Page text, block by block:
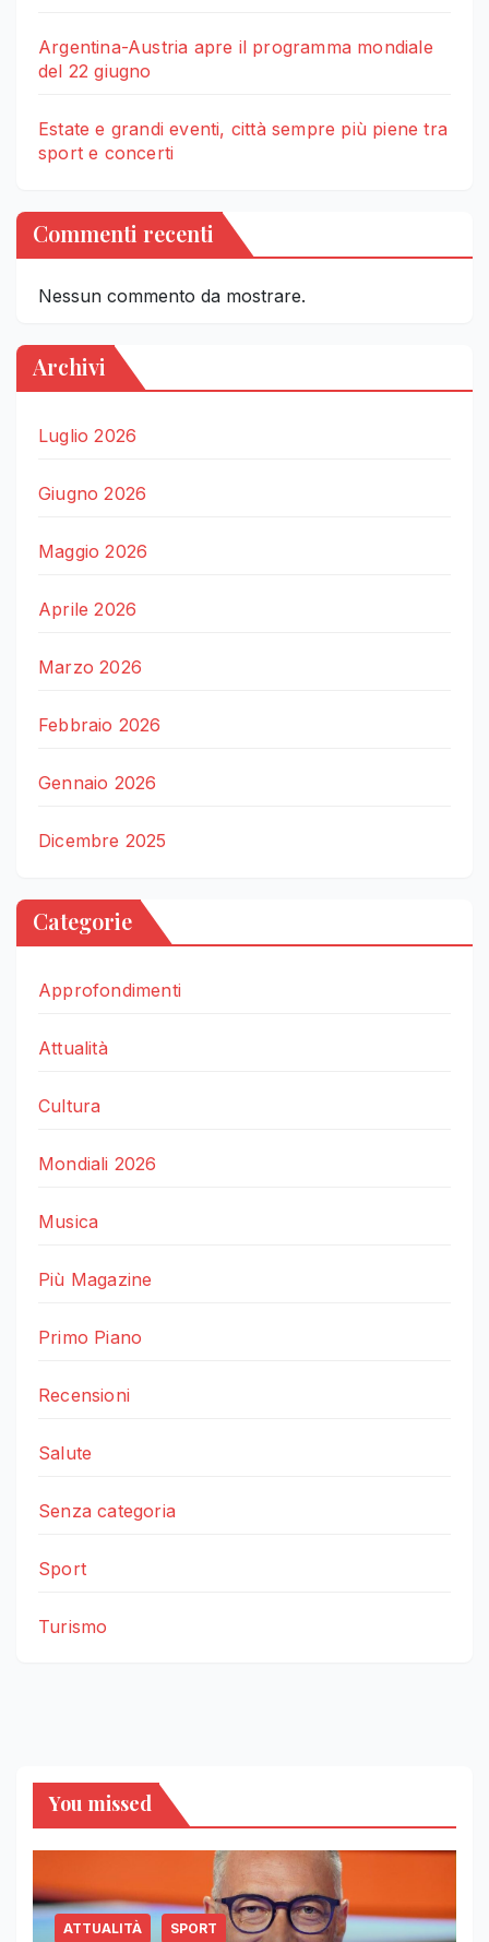
Argentina-Austria apre il programma mondiale
del 22 giugno
Estate e grandi eventi, città sempre più piene tra
sport e concerti
Commenti recenti
Nessun commento da mostrare.
Archivi
Luglio 2026
Giugno 2026
Maggio 2026
Aprile 2026
Marzo 2026
Febbraio 2026
Gennaio 2026
Dicembre 2025
Categorie
Approfondimenti
Attualità
Cultura
Mondiali 2026
Musica
Più Magazine
Primo Piano
Recensioni
Salute
Senza categoria
Sport
Turismo
You missed
ATTUALITÀ SPORT